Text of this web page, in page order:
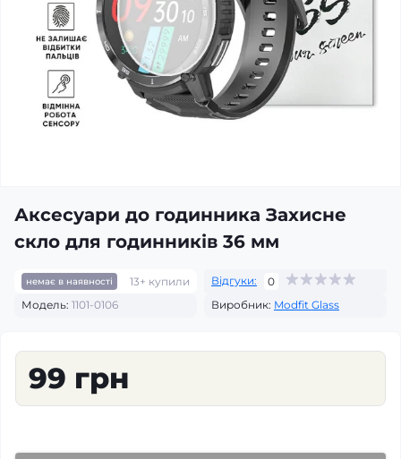
Аксесуари до годинника Захисне
скло для годинників 36 мм
немає в наявності 13+ купили Відгуки:
0
Модель: 1101-0106 Виробник: Modfit Glass
99 грн